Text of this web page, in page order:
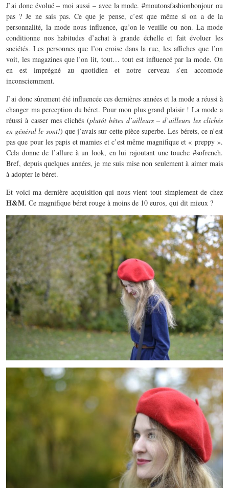
J’ai donc évolué – moi aussi – avec la mode. #moutonsfashionbonjour ou
pas ? Je ne sais pas. Ce que je pense, c’est que même si on a de la
personnalité, la mode nous influence, qu’on le veuille ou non. La mode
conditionne nos habitudes d’achat à grande échelle et fait évoluer les
sociétés. Les personnes que l’on croise dans la rue, les affiches que l’on
voit, les magazines que l’on lit, tout… tout est influencé par la mode. On
en est imprégné au quotidien et notre cerveau s’en accomode
inconsciemment.
J’ai donc sûrement été influencée ces dernières années et la mode a réussi à
changer ma perception du béret. Pour mon plus grand plaisir ! La mode a
réussi à casser mes clichés (plutôt bêtes d’ailleurs – d’ailleurs les clichés
en général le sont!) que j’avais sur cette pièce superbe. Les bérets, ce n’est
pas que pour les papis et mamies et c’est même magnifique et « preppy ».
Cela donne de l’allure à un look, en lui rajoutant une touche #sofrench.
Bref, depuis quelques années, je me suis mise non seulement à aimer mais
à adopter le béret.
Et voici ma dernière acquisition qui nous vient tout simplement de chez
H&M. Ce magnifique béret rouge à moins de 10 euros, qui dit mieux ?